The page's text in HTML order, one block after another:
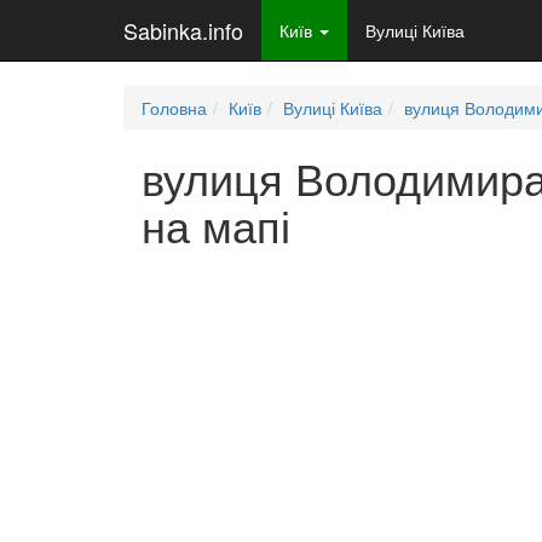
Sabinka.info Київ Вулиці Київа
Головна Київ Вулиці Київа вулиця
вулиця
на мапі